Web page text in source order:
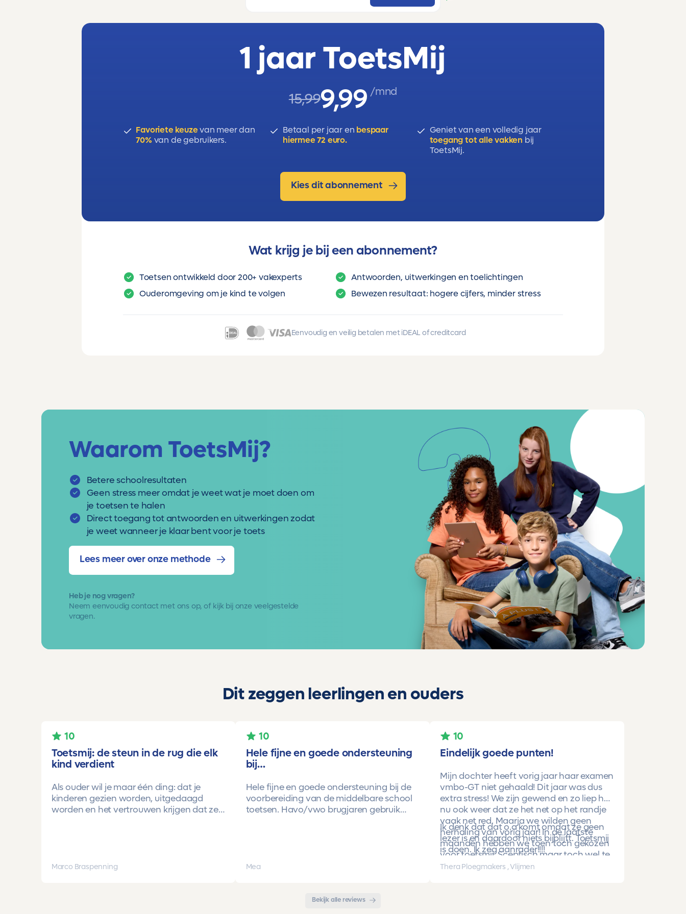
1 jaar ToetsMij
15,999,99 /mnd
Favoriete keuzevan meer dan
70%van de gebruikers.
Betaal per jaar en bespaar
hiermee 72 euro.
Geniet van een volledig jaar
toegang tot alle vakken bij
ToetsMij.
Kies dit abonnement
Wat krijg je bij een abonnement?
Toetsen ontwikkeld door 200+ vakexperts
Antwoorden, uitwerkingen en toelichtingen
Ouderomgeving om je kind te volgen
Bewezen resultaat: hogere cijfers, minder stress
Eenvoudig en veilig betalen met iDEAL of creditcard
Waarom ToetsMij?
Betere schoolresultaten
Geen stress meer omdat je weet wat je moet doen om
je toetsen te halen
Direct toegang tot antwoorden en uitwerkingen zodat
je weet wanneer je klaar bent voor je toets
Lees meer over onze methode
Heb je nog vragen?
Neem eenvoudigcontact met ons op, of kijk bij onze veelgestelde
vragen.
Dit zeggen leerlingen en ouders
10
Toetsmij: de steun in de rug die elk
kind verdient
Als ouder wil je maar één ding: dat je
kinderen gezien worden, uitgedaagd
worden en het vertrouwen krijgen dat ze
Onze oudste dochter begon ooit op
Marco Braspenning
10
Hele fijne en goede ondersteuning
bij…
Hele fijne en goede ondersteuning bij de
voorbereiding van de middelbare school
toetsen. Havo/vwo brugjaren gebruik
opgebouwd. Goede snelle communicatie
Mea
10
Eindelijk goede punten!
Mijn dochter heeft vorig jaar haar examen
vmbo-GT niet gehaald! Dit jaar was dus
extra stress! We zijn gewend en zo liep het
nu ook weer dat ze het net op het randje
vaak net red. Maarja we wilden geen
herhaling van vorig jaar! In de laatste
maanden hebben we toen toch gekozen
voor toetsmij. Sceptisch maar toch wel te
proberen. En nu is ze gewoon geslaagd
Ik denk dat dat o.a komt omdat ze geen
lezer is en daardoor niets bijblijft. Toetsmij
is doen. Ik zeg aanrader!!!!
Thera Ploegmakers , Vlijmen
Bekijk alle reviews